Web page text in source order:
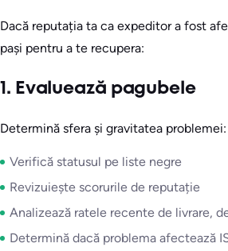
Dacă reputația ta ca expeditor a fost
pași pentru a te recupera:
1. Evaluează pagubele
Determină sfera și gravitatea problemei:
Verifică statusul pe liste negre
Revizuiește scorurile de reputație
Analizează ratele recente de livrare,
Determină dacă problema afectează